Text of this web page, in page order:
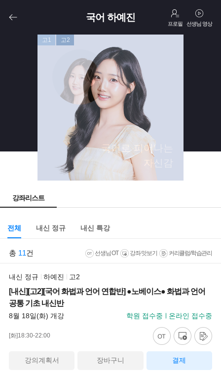
국어 하예진
프로필 선생님 영상
국어로 피어나는
자신감
고1 고2
강좌리스트
전체 내신 정규 내신 특강
총 11건 선생님 OT 강좌 맛보기 커리큘럼/학습관리
내신 정규 하예진 고2
[내신][고2][국어 화법과 언어 연합반] ●노베이스● 화법과 언어
공통 기초 내신반
8월 18일(화) 개강 학원 접수중 온라인 접수중
[화]18:30-22:00
강의계획서 장바구니 결제